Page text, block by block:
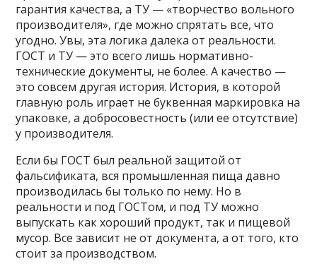
гарантия качества, а ТУ — «творчество вольного
производителя», где можно спрятать все, что
угодно. Увы, эта логика далека от реальности.
ГОСТ и ТУ — это всего лишь нормативно-
технические документы, не более. А качество —
это совсем другая история. История, в которой
главную роль играет не буквенная маркировка на
упаковке, а добросовестность (или ее отсутствие)
у производителя.
Если бы ГОСТ был реальной защитой от
фальсификата, вся промышленная пища давно
производилась бы только по нему. Но в
реальности и под ГОСТом, и под ТУ можно
выпускать как хороший продукт, так и пищевой
мусор. Все зависит не от документа, а от того, кто
стоит за производством.